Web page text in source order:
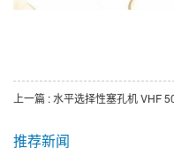
推荐新闻